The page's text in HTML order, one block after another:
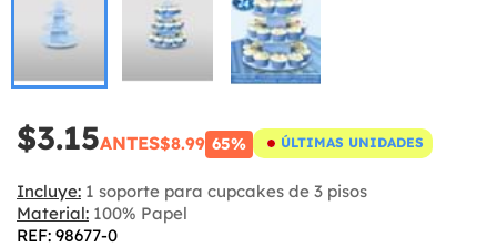
$3.15ANTES$8.99 65% ÚLTIMAS UNIDADES
Incluye: 1 soporte para cupcakes de 3 pisos
Material: 100% Papel
REF: 98677-0